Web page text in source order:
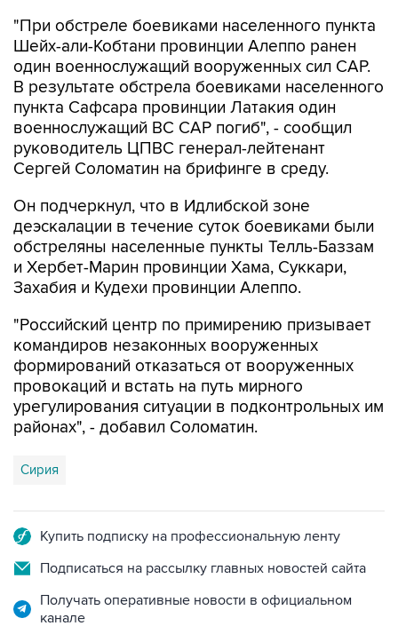
"При обстреле боевиками населенного пункта
Шейх-али-Кобтани провинции Алеппо ранен
один военнослужащий вооруженных сил САР.
В результате обстрела боевиками населенного
пункта Сафсара провинции Латакия один
военнослужащий ВС САР погиб", - сообщил
руководитель ЦПВС генерал-лейтенант
Сергей Соломатин на брифинге в среду.
Он подчеркнул, что в Идлибской зоне
деэскалации в течение суток боевиками были
обстреляны населенные пункты Телль-Баззам
и Хербет-Марин провинции Хама, Суккари,
Захабия и Кудехи провинции Алеппо.
"Российский центр по примирению призывает
командиров незаконных вооруженных
формирований отказаться от вооруженных
провокаций и встать на путь мирного
урегулирования ситуации в подконтрольных им
районах", - добавил Соломатин.
Сирия
Купить подписку на профессиональную ленту
Подписаться на рассылку главных новостей сайта
Получать оперативные новости в официальном
канале